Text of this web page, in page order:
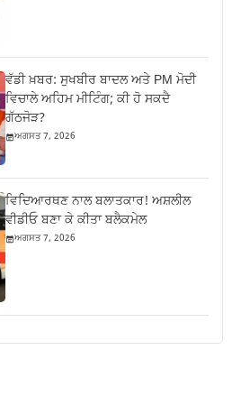
ਵੱਡੀ ਖ਼ਬਰ: ਸੁਖਬੀਰ ਬਾਦਲ ਅਤੇ PM ਮੋਦੀ
ਵਿਚਾਲੇ ਅਹਿਮ ਮੀਟਿੰਗ; ਕੀ ਹੋ ਸਕਦੈ
ਗੱਠਜੋੜ?
ਅਗਸਤ 7, 2026
ਵਿਦਿਆਰਥਣ ਨਾਲ ਬਲਾਤਕਾਰ! ਅਸ਼ਲੀਲ
ਵੀਡੀਓ ਬਣਾ ਕੇ ਕੀਤਾ ਬਲੈਕਮੇਲ
ਅਗਸਤ 7, 2026